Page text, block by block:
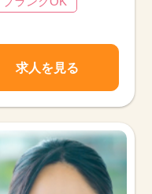
求人を見る